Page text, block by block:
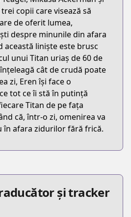
copii care visează să
de oferit lumea,
despre minunile din afara
această liniște este brusc
unui Titan uriaș de 60 de
cât de crudă poate
zi, Eren își face o
tot ce îi stă în putință
Titan de pe fața
că, într-o zi, omenirea va
în afara zidurilor fără frică.
și tracker